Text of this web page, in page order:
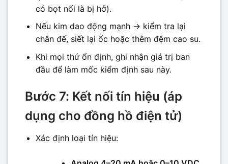
có bọt nổi là bị hở).
Nếu kim dao động mạnh → kiểm tra lại
chân đế, siết lại ốc hoặc thêm đệm cao su.
Khi mọi thứ ổn định, ghi nhận giá trị ban
đầu để làm mốc kiểm định sau này.
Bước 7: Kết nối tín hiệu (áp
dụng cho đồng hồ điện tử)
Xác định loại tín hiệu: